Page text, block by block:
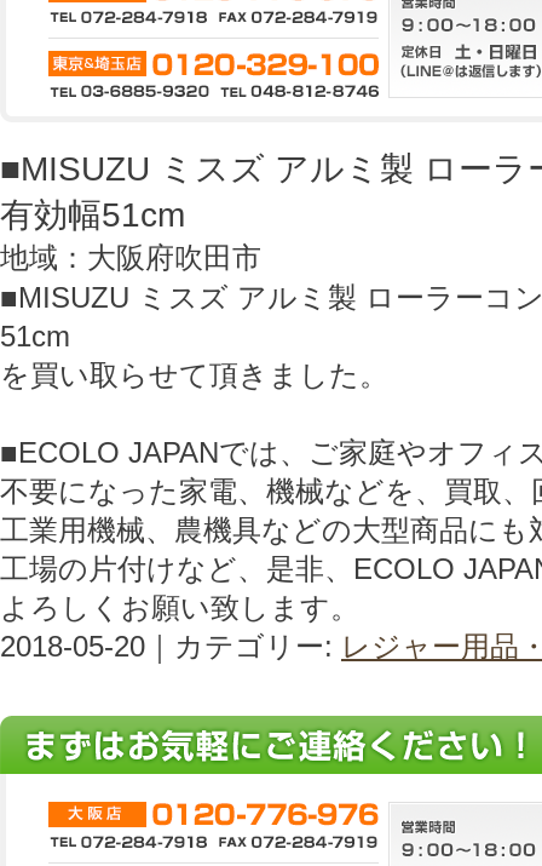
■MISUZU ミスズ アルミ製 ローラ
有効幅51cm
地域：大阪府吹田市
■MISUZU ミスズ アルミ製 ローラーコ
51cm
を買い取らせて頂きました。
■ECOLO JAPANでは、ご家庭やオフィ
不要になった家電、機械などを、買取
工業用機械、農機具などの大型商品にも
工場の片付けなど、是非、ECOLO
よろしくお願い致します。
2018-05-20｜カテゴリー: レジャー用品